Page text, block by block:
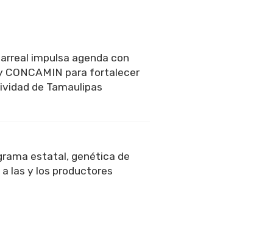
impulsa agenda con
CONCAMIN para fortalecer
de Tamaulipas
estatal, genética de
las y los productores